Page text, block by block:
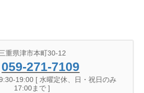
重県津市本町30-12
059-271-7109
19:00 [ 水曜定休、日・祝日のみ
17:00まで ]